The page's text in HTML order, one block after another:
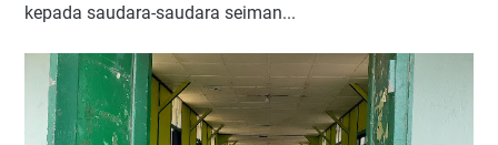
kepada saudara-saudara seiman...